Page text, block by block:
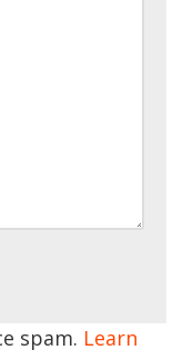
spam. Learn